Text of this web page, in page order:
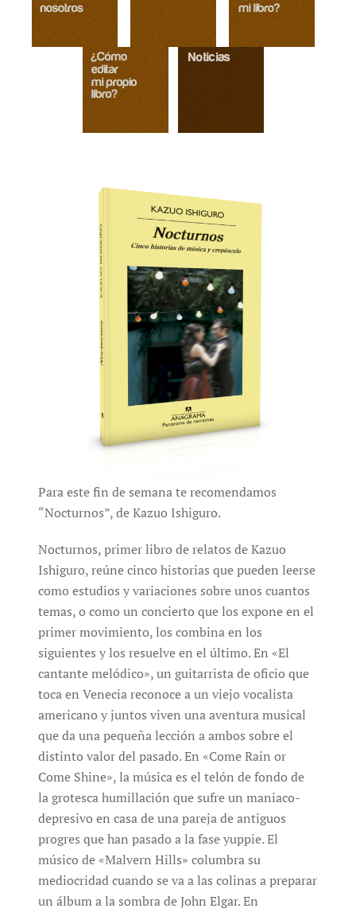
Para este fin de semana te recomendamos
“Nocturnos”, de Kazuo Ishiguro.
Nocturnos, primer libro de relatos de Kazuo
Ishiguro, reúne cinco historias que pueden leerse
como estudios y variaciones sobre unos cuantos
temas, o como un concierto que los expone en el
primer movimiento, los combina en los
siguientes y los resuelve en el último. En «El
cantante melódico», un guitarrista de oficio que
toca en Venecia reconoce a un viejo vocalista
americano y juntos viven una aventura musical
que da una pequeña lección a ambos sobre el
distinto valor del pasado. En «Come Rain or
Come Shine», la música es el telón de fondo de
la grotesca humillación que sufre un maniaco-
depresivo en casa de una pareja de antiguos
progres que han pasado a la fase yuppie. El
músico de «Malvern Hills» columbra su
mediocridad cuando se va a las colinas a preparar
un álbum a la sombra de John Elgar. En